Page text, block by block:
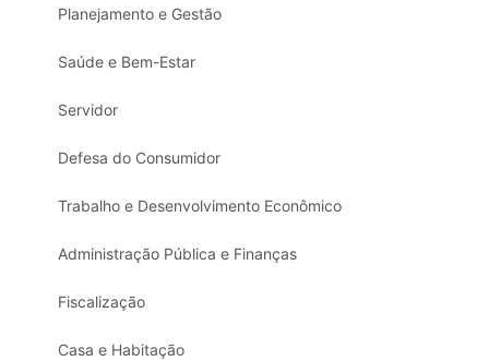
Planejamento e Gestão
Saúde e Bem-Estar
Servidor
Defesa do Consumidor
Trabalho e Desenvolvimento Econômico
Administração Pública e Finanças
Fiscalização
Casa e Habitação